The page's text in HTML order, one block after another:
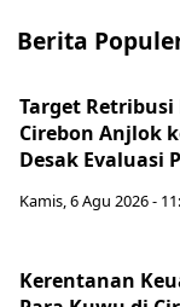
Berita
Target
Cirebon Anjlok
Desak Evaluasi
Kamis, 6 Agu 2026 -
Kerentanan